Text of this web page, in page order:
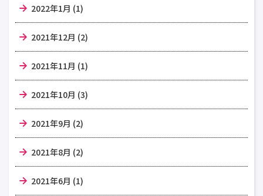
2022年1月 (1)
2021年12月 (2)
2021年11月 (1)
2021年10月 (3)
2021年9月 (2)
2021年8月 (2)
2021年6月 (1)